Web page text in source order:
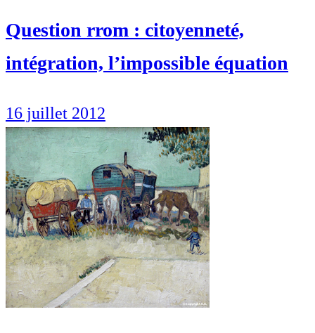
Question rrom : citoyenneté,
intégration, l’impossible équation
16 juillet 2012